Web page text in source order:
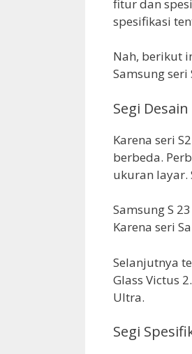
fitur dan
spesifikasi
Nah, berikut
Samsung seri
Segi
Karena seri
berbeda.
ukuran layar.
Samsung S
Karena seri
Selanjutnya
Glass Victus
Ultra.
Segi